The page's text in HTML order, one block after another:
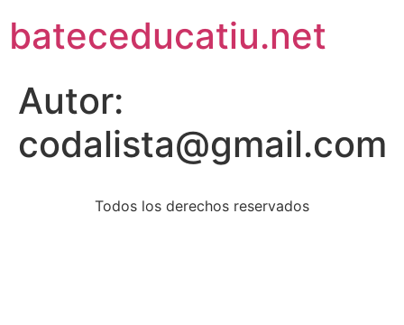
bateceducatiu.net
Autor:
codalista@gmail.com
Todos los derechos reservados